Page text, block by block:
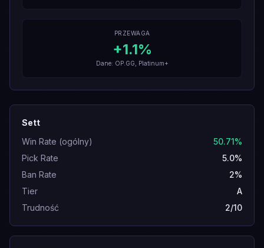
PRZEWAGA
+1.1%
Dane: OP.GG, Platinum+
Sett
Win Rate (ogólny)
50.71%
Pick Rate
5.0%
Ban Rate
2%
Tier
A
Trudność
2/10